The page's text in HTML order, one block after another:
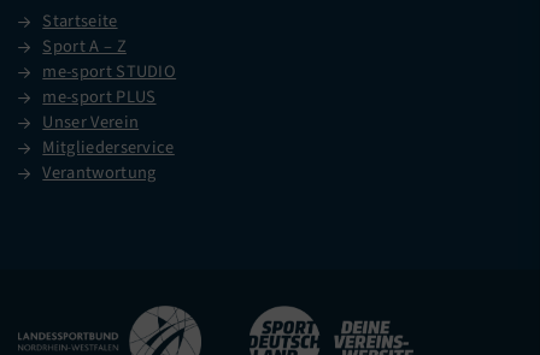
Startseite
Sport A – Z
me-sport STUDIO
me-sport PLUS
Unser Verein
Mitgliederservice
Verantwortung